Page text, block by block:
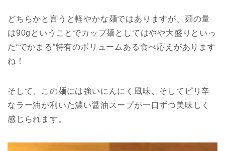
どちらかと言うと軽やかな麺ではありますが、麺の量
は90gということでカップ麺としてはやや大盛りといっ
た“でかまる”特有のボリュームある食べ応えがあります
ね！
そして、この麺には強いにんにく風味、そしてピリ辛
なラー油が利いた濃い醤油スープが一口ずつ美味しく
感じられます。